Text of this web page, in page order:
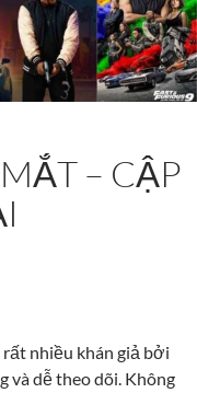
– CẬP
rất nhiều khán giả bởi
và dễ theo dõi. Không